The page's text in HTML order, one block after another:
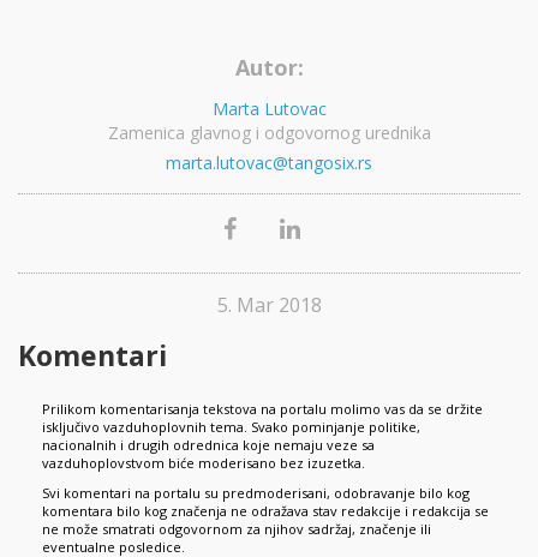
Autor:
Marta Lutovac
Zamenica glavnog i odgovornog urednika
marta.lutovac@tangosix.rs
5. Mar 2018
Komentari
Prilikom komentarisanja tekstova na portalu molimo vas da se držite
isključivo vazduhoplovnih tema. Svako pominjanje politike,
nacionalnih i drugih odrednica koje nemaju veze sa
vazduhoplovstvom biće moderisano bez izuzetka.
Svi komentari na portalu su predmoderisani, odobravanje bilo kog
komentara bilo kog značenja ne odražava stav redakcije i redakcija se
ne može smatrati odgovornom za njihov sadržaj, značenje ili
eventualne posledice.